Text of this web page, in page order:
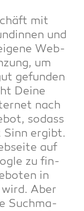
mit
und
Web­
um
gefun­den
Dei­ne
nach
sodass
ergibt.
auf
zu fin­
in
Aber
Such­ma­